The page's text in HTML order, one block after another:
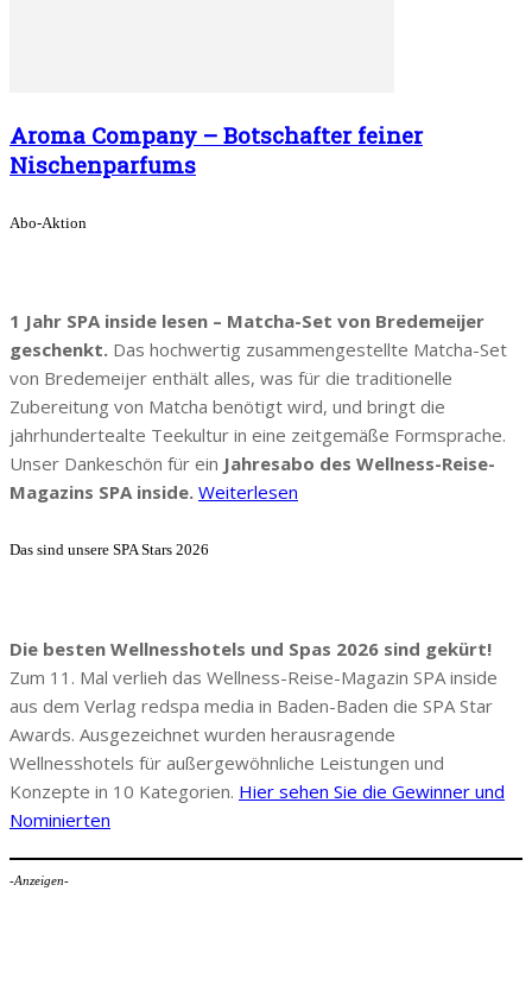
Aroma Company – Botschafter feiner
Nischenparfums
Abo-Aktion
1 Jahr SPA inside lesen – Matcha-Set von Bredemeijer
geschenkt. Das hochwertig zusammengestellte Matcha-Set
von Bredemeijer enthält alles, was für die traditionelle
Zubereitung von Matcha benötigt wird, und bringt die
jahrhundertealte Teekultur in eine zeitgemäße Formsprache.
Unser Dankeschön für ein Jahresabo des Wellness-Reise-
Magazins SPA inside. Weiterlesen
Das sind unsere SPA Stars 2026
Die besten Wellnesshotels und Spas 2026 sind gekürt!
Zum 11. Mal verlieh das Wellness-Reise-Magazin SPA inside
aus dem Verlag redspa media in Baden-Baden die SPA Star
Awards. Ausgezeichnet wurden herausragende
Wellnesshotels für außergewöhnliche Leistungen und
Konzepte in 10 Kategorien. Hier sehen Sie die Gewinner und
Nominierten
-Anzeigen-